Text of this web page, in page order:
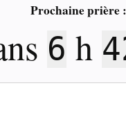
Prochaine prière :
6 h